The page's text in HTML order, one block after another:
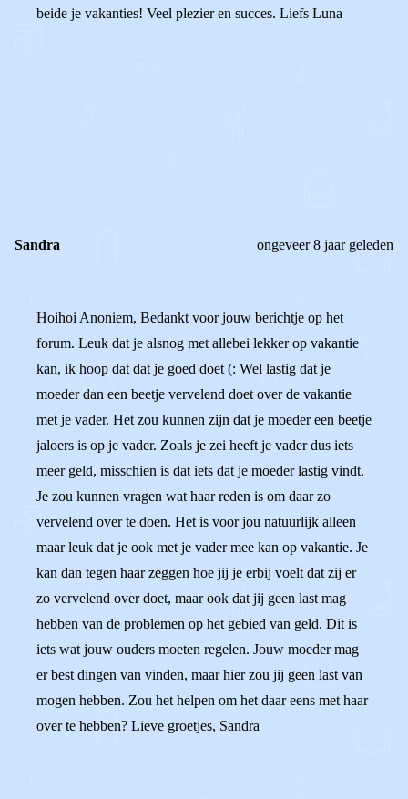
beide je vakanties! Veel plezier en succes. Liefs Luna
Sandra ongeveer 8 jaar geleden
Hoihoi Anoniem, Bedankt voor jouw berichtje op het
forum. Leuk dat je alsnog met allebei lekker op vakantie
kan, ik hoop dat dat je goed doet (: Wel lastig dat je
moeder dan een beetje vervelend doet over de vakantie
met je vader. Het zou kunnen zijn dat je moeder een beetje
jaloers is op je vader. Zoals je zei heeft je vader dus iets
meer geld, misschien is dat iets dat je moeder lastig vindt.
Je zou kunnen vragen wat haar reden is om daar zo
vervelend over te doen. Het is voor jou natuurlijk alleen
maar leuk dat je ook met je vader mee kan op vakantie. Je
kan dan tegen haar zeggen hoe jij je erbij voelt dat zij er
zo vervelend over doet, maar ook dat jij geen last mag
hebben van de problemen op het gebied van geld. Dit is
iets wat jouw ouders moeten regelen. Jouw moeder mag
er best dingen van vinden, maar hier zou jij geen last van
mogen hebben. Zou het helpen om het daar eens met haar
over te hebben? Lieve groetjes, Sandra